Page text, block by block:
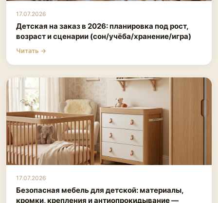
17.07.2026
Детская на заказ в 2026: планировка под рост,
возраст и сценарии (сон/учёба/хранение/игра)
Читать →
17.07.2026
Безопасная мебель для детской: материалы,
кромки, крепления и антиопрокидывание —